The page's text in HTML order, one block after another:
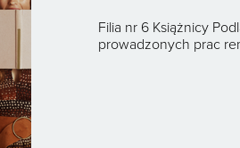
Filia nr 6 Książnicy
prowadzonych prac